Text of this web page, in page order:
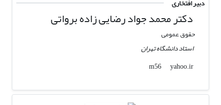
دبیر افتخاری
دکتر محمد جواد رضایی زاده برواتی
حقوق عمومی
استاد دانشگاه تهران
m56
yahoo.ir